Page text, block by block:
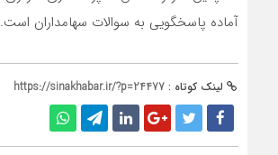
آماده پاسخگویی به سوالات سهامداران است.
لینک کوتاه : https://sinakhabar.ir/?p=24477